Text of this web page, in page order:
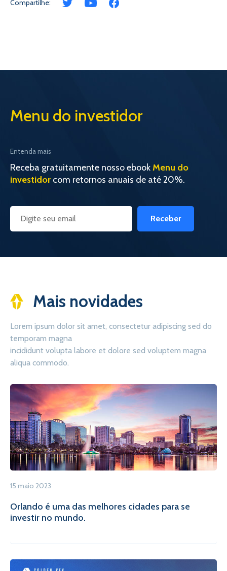
Compartilhe:
Menu do investidor
Entenda mais
Receba gratuitamente nosso ebookMenu do
investidor com retornos anuais de até 20%.
Receber
Mais novidades
Lorem ipsum dolor sit amet, consectetur adipiscing sed do
temporam magna
incididunt volupta labore et dolore sed voluptem magna
aliqua commodo.
15 maio 2023
Orlando é uma das melhores cidades para se
investir no mundo.